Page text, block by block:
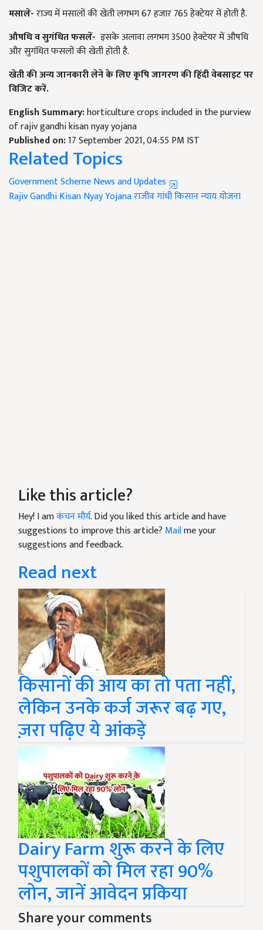
मसाले-राज्य में मसालों की खेती लगभग 67 हजार 765 हेक्टेयर में होती है.
औषधि व सुगंधित फसलें- इसके अलावा लगभग 3500 हेक्टेयर में औषधि
और सुगंधित फसलों की खेती होती है.
खेती की अन्य जानकारी लेने के लिए कृषि जागरण की हिंदी वेबसाइट पर
विजिट करें.
English Summary:horticulture crops included in the purview
of rajiv gandhi kisan nyay yojana
Published on:17 September 2021, 04:55 PM IST
Related Topics
Government Scheme News and Updates
Rajiv Gandhi Kisan Nyay Yojanaराजीव गांधी किसान न्याय योजना
Like this article?
Hey! I amकंचन मौर्य. Did you liked this article and have
suggestions to improve this article? Mailme your
suggestions and feedback.
Read next
किसानों की आय का तो पता नहीं,
लेकिन उनके कर्ज जरूर बढ़ गए,
ज़रा पढ़िए ये आंकड़े
Dairy Farm शुरू करने के लिए
पशुपालकों को मिल रहा 90%
लोन, जानें आवेदन प्रकिया
Share your comments